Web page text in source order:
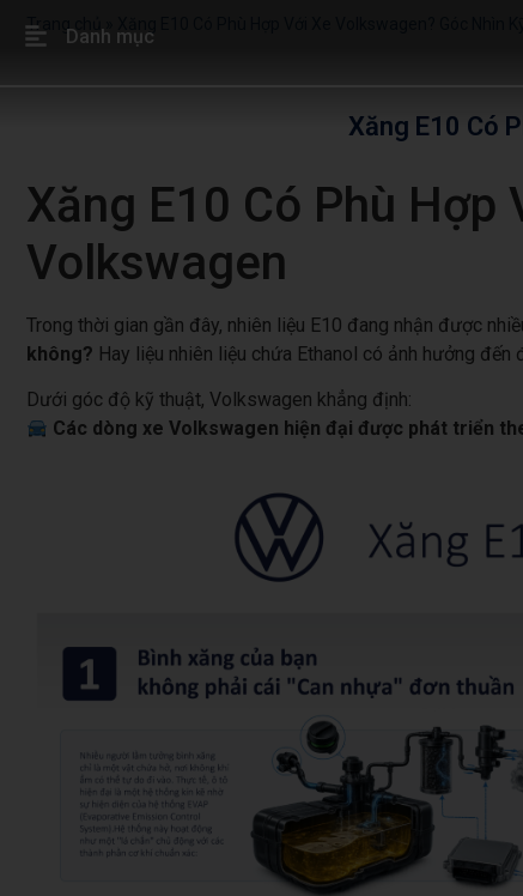
Danh mục
Trang chủ
Xăng E10 Có
Xăng E10 Có Phù
Volkswagen
Trong thời gian gần đây, nhiên liệu E10 đang nhận được
không? Hay liệu nhiên liệu chứa Ethanol có ảnh hưởng
Dưới góc độ kỹ thuật, Volkswagen khẳng định:
Các dòng xe Volkswagen hiện đại được phát triển